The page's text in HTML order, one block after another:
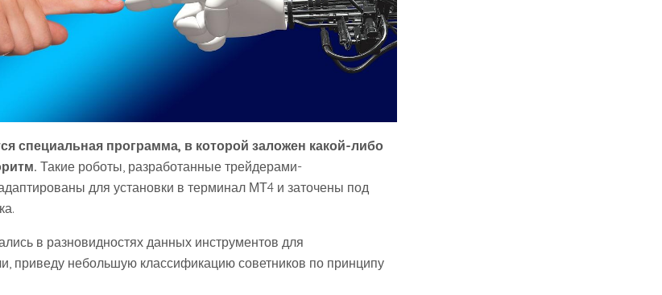
специальная программа, в которой заложен какой-либо
Такие роботы, разработанные трейдерами-
для установки в терминал МТ4 и заточены под
в разновидностях данных инструментов для
приведу небольшую классификацию советников по принципу